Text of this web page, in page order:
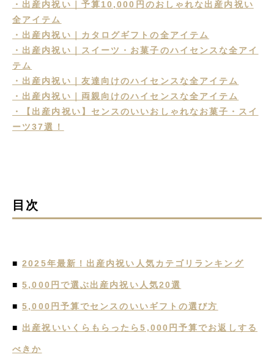
・出産内祝い｜予算10,000円のおしゃれな出産内祝い
全アイテム
・出産内祝い｜カタログギフトの全アイテム
・出産内祝い｜スイーツ・お菓子のハイセンスな全アイ
テム
・出産内祝い｜友達向けのハイセンスな全アイテム
・出産内祝い｜両親向けのハイセンスな全アイテム
・【出産内祝い】センスのいいおしゃれなお菓子・スイ
ーツ37選！
目次
■2025年最新！出産内祝い人気カテゴリランキング
■5,000円で選ぶ出産内祝い人気20選
■5,000円予算でセンスのいいギフトの選び方
■ 出産祝いいくらもらったら5,000円予算でお返しする
べきか